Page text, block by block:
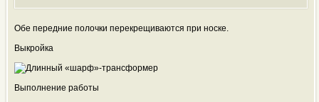
Обе передние полочки перекрещиваются при носке.
Выкройка
Выполнение работы